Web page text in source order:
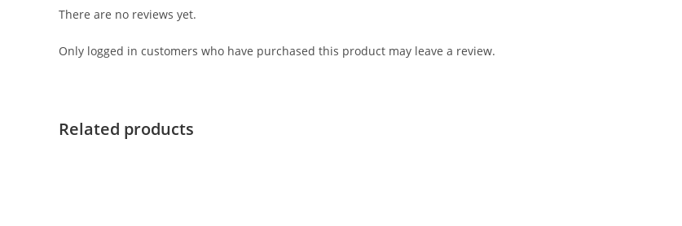
There are no reviews yet.
Only logged in customers who have purchased this product may leave a review.
Related products